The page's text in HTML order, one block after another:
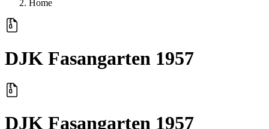
Home
DJK Fasangarten 1957
DJK Fasangarten 1957